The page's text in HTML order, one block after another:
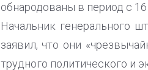
обнародованы в период с 16
Начальник генерального
заявил, что они
трудного политического и